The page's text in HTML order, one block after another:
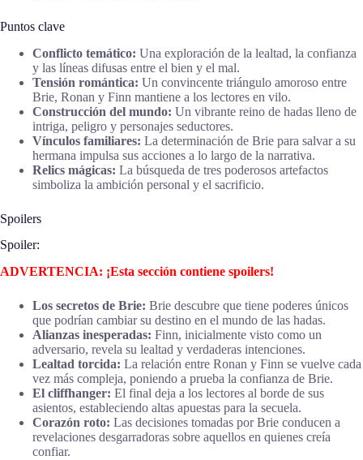
Puntos clave
Conflicto temático: Una exploración de la lealtad, la confianza
y las líneas difusas entre el bien y el mal.
Tensión romántica: Un convincente triángulo amoroso entre
Brie, Ronan y Finn mantiene a los lectores en vilo.
Construcción del mundo: Un vibrante reino de hadas lleno de
intriga, peligro y personajes seductores.
Vínculos familiares: La determinación de Brie para salvar a su
hermana impulsa sus acciones a lo largo de la narrativa.
Relics mágicas: La búsqueda de tres poderosos artefactos
simboliza la ambición personal y el sacrificio.
Spoilers
Spoiler:
ADVERTENCIA: ¡Esta sección contiene spoilers!
Los secretos de Brie: Brie descubre que tiene poderes únicos
que podrían cambiar su destino en el mundo de las hadas.
Alianzas inesperadas: Finn, inicialmente visto como un
adversario, revela su lealtad y verdaderas intenciones.
Lealtad torcida: La relación entre Ronan y Finn se vuelve cada
vez más compleja, poniendo a prueba la confianza de Brie.
El cliffhanger: El final deja a los lectores al borde de sus
asientos, estableciendo altas apuestas para la secuela.
Corazón roto: Las decisiones tomadas por Brie conducen a
revelaciones desgarradoras sobre aquellos en quienes creía
confiar.